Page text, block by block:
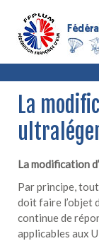
La
La modification
Par principe,
doit faire l’objet
continue de
applicables aux